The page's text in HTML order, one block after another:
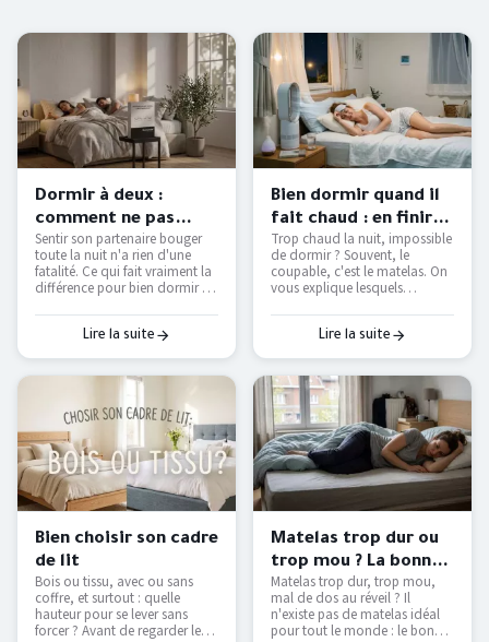
Dormir à deux :
comment ne pas
déranger son
partenaire ?
Sentir son partenaire bouger
toute la nuit n'a rien d'une
fatalité. Ce qui fait vraiment la
différence pour bien dormir à
avant d'acheter.
Lire la suite
Bien dormir quand il
fait chaud : en finir
avec les nuits moites
— Literie Bottz Liège
Trop chaud la nuit, impossible
de dormir ? Souvent, le
coupable, c'est le matelas. On
vous explique lesquels
vraiment, et comment
retrouver des nuits fraîches
sans tout remplacer.
Lire la suite
Bien choisir son cadre
de lit
Bois ou tissu, avec ou sans
coffre, et surtout : quelle
hauteur pour se lever sans
forcer ? Avant de regarder les
Matelas trop dur ou
trop mou ? La bonne
fermeté selon votre
morphologie
Matelas trop dur, trop mou,
mal de dos au réveil ? Il
n'existe pas de matelas idéal
pour tout le monde : le bon